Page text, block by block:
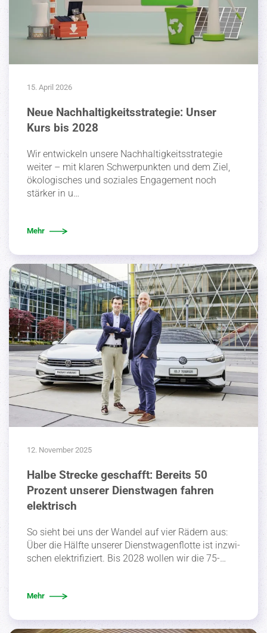
15. April 2026
Neue Nachhaltigkeitsstrategie: Unser
Kurs bis 2028
Wir entwi­ckeln unsere Nachhal­tig­keits­stra­tegie
weiter – mit klaren Schwer­punkten und dem Ziel,
ökolo­gi­sches und soziales Engagement noch
stärker in u…
Mehr
12. November 2025
Halbe Strecke geschafft: Bereits 50
Prozent unserer Dienstwagen fahren
elektrisch
So sieht bei uns der Wandel auf vier Rädern aus:
Über die Hälfte unserer Dienst­wa­gen­flotte ist inzwi­
schen elektri­fi­ziert. Bis 2028 wollen wir die 75-…
Mehr